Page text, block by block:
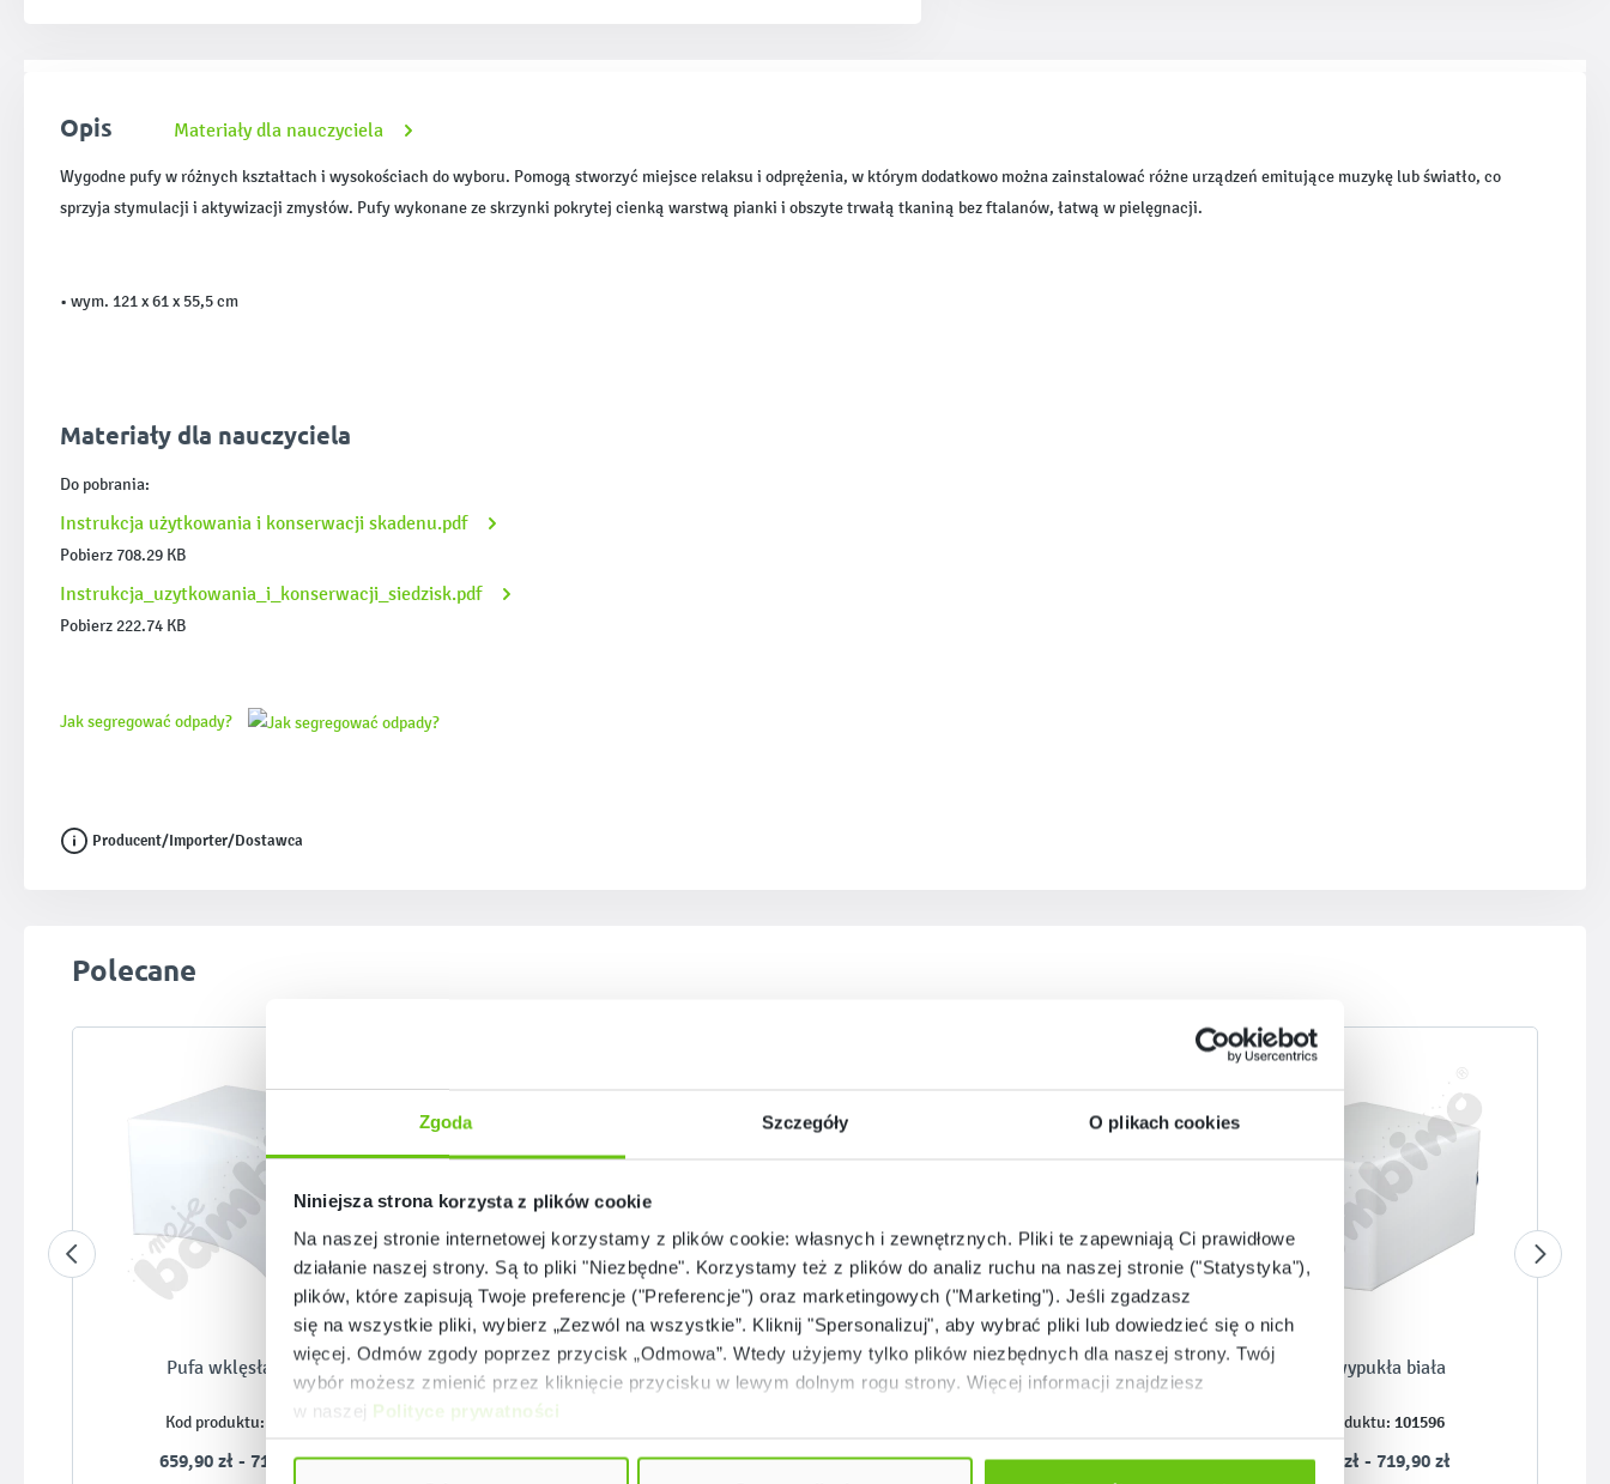
Zgoda Szczegóły O plikach cookies
Niniejsza strona korzysta z plików cookie
Na naszej stronie internetowej korzystamy z plików cookie: własnych i zewnętrznych. Pliki te zapewniają Ci prawidłowe
działanie naszej strony. Są to pliki "Niezbędne". Korzystamy też z plików do analiz ruchu na naszej stronie ("Statystyka"),
plików, które zapisują Twoje preferencje ("Preferencje") oraz marketingowych ("Marketing"). Jeśli zgadzasz
się na wszystkie pliki, wybierz „Zezwól na wszystkie”. Kliknij "Spersonalizuj", aby wybrać pliki lub dowiedzieć się o nich
więcej. Odmów zgody poprzez przycisk „Odmowa”. Wtedy użyjemy tylko plików niezbędnych dla naszej strony. Twój
wybór możesz zmienić przez kliknięcie przycisku w lewym dolnym rogu strony. Więcej informacji znajdziesz
w naszej Polityce prywatności
Opis Materiały dla nauczyciela
Wygodne pufy w różnych kształtach i wysokościach do wyboru. Pomogą stworzyć miejsce relaksu i odprężenia, w którym dodatkowo można zainstalować różne urządzeń emitujące muzykę lub światło, co
sprzyja stymulacji i aktywizacji zmysłów. Pufy wykonane ze skrzynki pokrytej cienką warstwą pianki i obszyte trwałą tkaniną bez ftalanów, łatwą w pielęgnacji.
• wym. 121 x 61 x 55,5 cm
Materiały dla nauczyciela
Do pobrania:
Instrukcja użytkowania i konserwacji skadenu.pdf
Pobierz 708.29 KB
Instrukcja_uzytkowania_i_konserwacji_siedzisk.pdf
Pobierz 222.74 KB
Jak segregować odpady?
Producent/Importer/Dostawca
Pomiń galerię produktów
Polecane
Pufa wklęsła biała
Kod produktu: 101593
659,90 zł - 719,90 zł
Pufa wklęsła biała
Kod produktu:
659,90 zł - 719,90 zł
Pufa wypukła biała
659,90 zł - 719,90 zł
Pufa wypukła biała
Kod produktu: 101596
659,90 zł - 719,90 zł